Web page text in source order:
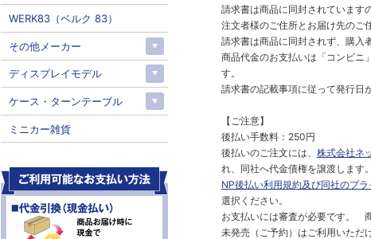
請求書は商品に同封されています
注文者様のご住所とお届け先のご
請求書は商品に同封されず、購入
商品代金のお支払いは「コンビニ
す。
請求書の記載事項に従って発行日
【ご注意】
後払い手数料：250円
後払いのご注文には、 株式会社ネ
れ、同社へ代金債権を譲渡します。
NP後払い利用規約及び同社のプ
選択ください。
お支払いには審査が必要です。
未発売（ご予約）はご利用いただ
WERK83（ベルク 83）
その他メーカー
ディスプレイモデル
ケース・ターンテーブル
ミニカー雑貨